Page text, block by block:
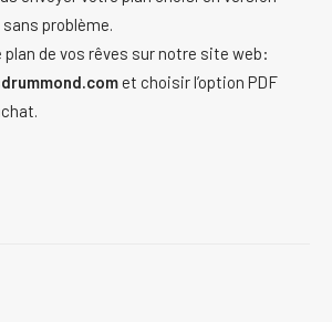
problème.
de vos rêves sur notre site web:
et choisir l’option PDF